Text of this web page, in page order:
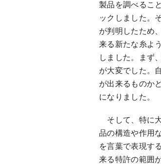
製品を調べるこ
ックしました。
が判明したため
来る新たな糸よ
しました。まず
が大変でした。
が出来るものか
になりました。
そして、特に
品の構造や作用
を言葉で表現す
来る特許の範囲